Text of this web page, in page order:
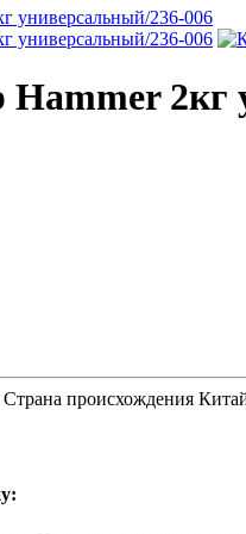
Hammer 2кг
Страна происхождения